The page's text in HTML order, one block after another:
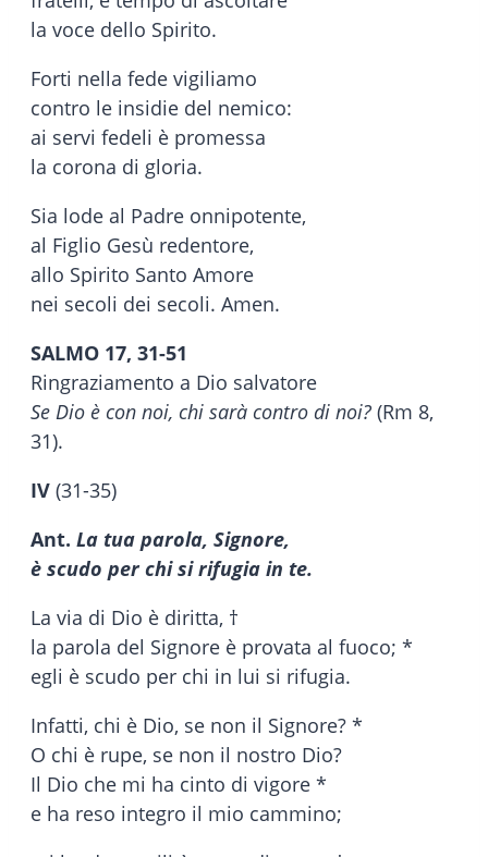
la voce dello Spirito.
Forti nella fede vigiliamo
contro le insidie del nemico:
ai servi fedeli è promessa
la corona di gloria.
Sia lode al Padre onnipotente,
al Figlio Gesù redentore,
allo Spirito Santo Amore
nei secoli dei secoli. Amen.
SALMO 17, 31-51
Ringraziamento a Dio salvatore
Se Dio è con noi, chi sarà contro di noi? (Rm 8,
31).
IV (31-35)
Ant. La tua parola, Signore,
è scudo per chi si rifugia in te.
La via di Dio è diritta, †
la parola del Signore è provata al fuoco; *
egli è scudo per chi in lui si rifugia.
Infatti, chi è Dio, se non il Signore? *
O chi è rupe, se non il nostro Dio?
Il Dio che mi ha cinto di vigore *
e ha reso integro il mio cammino;